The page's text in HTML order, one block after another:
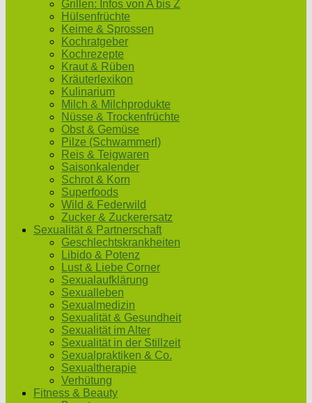
Grillen: Infos von A bis Z
Hülsenfrüchte
Keime & Sprossen
Kochratgeber
Kochrezepte
Kraut & Rüben
Kräuterlexikon
Kulinarium
Milch & Milchprodukte
Nüsse & Trockenfrüchte
Obst & Gemüse
Pilze (Schwammerl)
Reis & Teigwaren
Saisonkalender
Schrot & Korn
Superfoods
Wild & Federwild
Zucker & Zuckerersatz
Sexualität & Partnerschaft
Geschlechtskrankheiten
Libido & Potenz
Lust & Liebe Corner
Sexualaufklärung
Sexualleben
Sexualmedizin
Sexualität & Gesundheit
Sexualität im Alter
Sexualität in der Stillzeit
Sexualpraktiken & Co.
Sexualtherapie
Verhütung
Fitness & Beauty